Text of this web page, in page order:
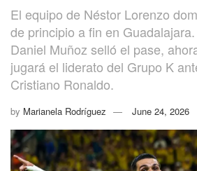
El equipo de Néstor Lorenzo
de principio a fin en
Daniel Muñoz selló el pase,
jugará el liderato del Grupo K
Cristiano Ronaldo.
by Marianela Rodríguez June 24, 2026